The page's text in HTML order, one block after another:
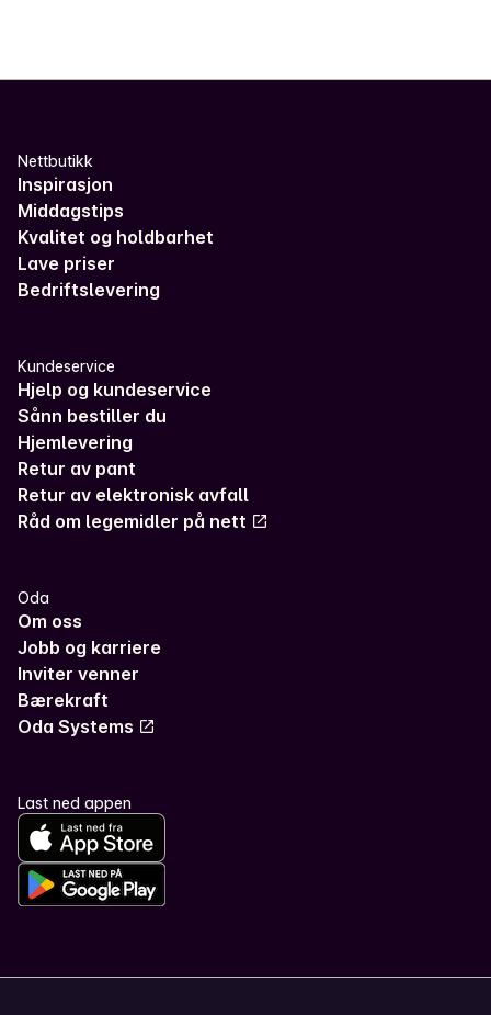
Nettbutikk
Inspirasjon
Middagstips
Kvalitet og holdbarhet
Lave priser
Bedriftslevering
Kundeservice
Hjelp og kundeservice
Sånn bestiller du
Hjemlevering
Retur av pant
Retur av elektronisk avfall
Råd om legemidler på nett
Oda
Om oss
Jobb og karriere
Inviter venner
Bærekraft
Oda Systems
Last ned appen